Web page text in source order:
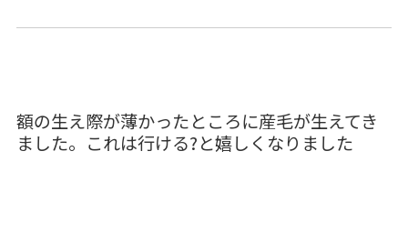
額の生え際が薄かったところに産毛が生えてき
ました。これは行ける?と嬉しくなりました